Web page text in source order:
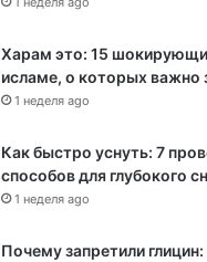
Харам это: 15
исламе, о которых важно
1 неделя ago
Как быстро уснуть: 7
способов для глубокого
1 неделя ago
Почему запретили